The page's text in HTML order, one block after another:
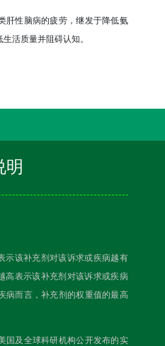
肝性脑病的疲劳，继发于降低氨
活质量并阻碍认知。
明
示该补充剂对该诉求或疾病越有
高表示该补充剂对该诉求或疾病
病而言，补充剂的权重值的最高
国及全球科研机构公开发布的实